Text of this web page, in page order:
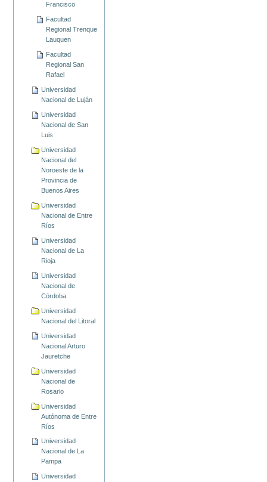
Francisco
Facultad
Regional Trenque
Lauquen
Facultad
Regional San
Rafael
Universidad
Nacional de Luján
Universidad
Nacional de San
Luis
Universidad
Nacional del
Noroeste de la
Provincia de
Buenos Aires
Universidad
Nacional de Entre
Ríos
Universidad
Nacional de La
Rioja
Universidad
Nacional de
Córdoba
Universidad
Nacional del Litoral
Universidad
Nacional Arturo
Jauretche
Universidad
Nacional de
Rosario
Universidad
Autónoma de Entre
Ríos
Universidad
Nacional de La
Pampa
Universidad